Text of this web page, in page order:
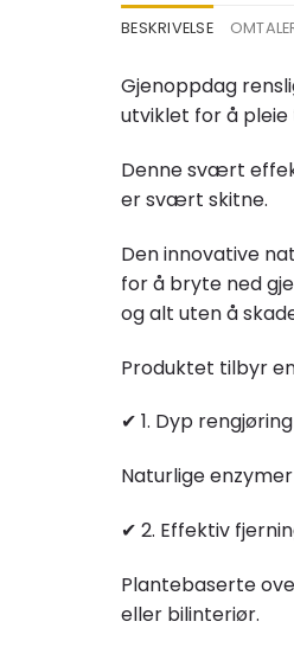
BESKRIVELSE
Gjenoppdag
utviklet for å
Denne svært
er svært skitne.
Den innovative
for å bryte ned
og alt uten å
Produktet tilbyr
✔ 1. Dyp
Naturlige
✔ 2. Effektiv
Plantebaserte
eller bilinteriør.